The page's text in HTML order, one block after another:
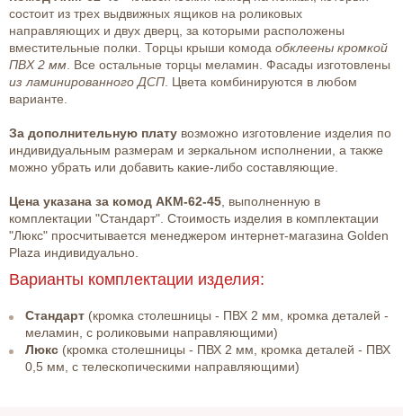
состоит из трех выдвижных ящиков на роликовых
направляющих и двух дверц, за которыми расположены
вместительные полки. Торцы крыши комода обклеены кромкой
ПВХ 2 мм. Все остальные торцы меламин. Фасады изготовлены
из ламинированного ДСП. Цвета комбинируются в любом
варианте.
За дополнительную плату возможно изготовление изделия по
индивидуальным размерам и зеркальном исполнении, а также
можно убрать или добавить какие-либо составляющие.
Цена указана за комод АКМ-62-45, выполненную в
комплектации "Стандарт". Стоимость изделия в комплектации
"Люкс" просчитывается менеджером интернет-магазина Golden
Plaza индивидуально.
Варианты комплектации изделия:
Стандарт (кромка столешницы - ПВХ 2 мм, кромка деталей -
меламин, с роликовыми направляющими)
Люкс (кромка столешницы - ПВХ 2 мм, кромка деталей - ПВХ
0,5 мм, с телескопическими направляющими)